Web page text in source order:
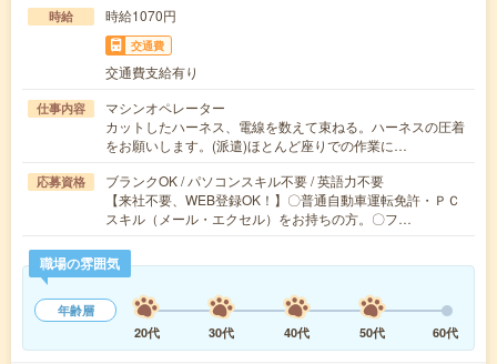
時給 時給1070円
交通費
交通費支給有り
仕事内容
マシンオペレーター
カットしたハーネス、電線を数えて束ねる。ハーネスの圧着
をお願いします。(派遣)ほとんど座りでの作業に…
応募資格
ブランクOK / パソコンスキル不要 / 英語力不要
【来社不要、WEB登録OK！】〇普通自動車運転免許・ＰＣ
スキル（メール・エクセル）をお持ちの方。〇フ…
職場の雰囲気
年齢層
20代
30代 40代 50代 60代